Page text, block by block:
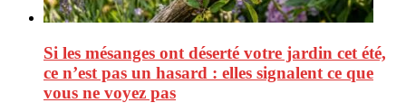
Si les mésanges ont déserté votre jardin cet été,
ce n’est pas un hasard : elles signalent ce que
vous ne voyez pas